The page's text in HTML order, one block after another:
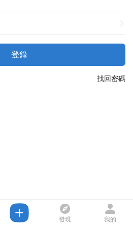
登錄
找回密碼
發現 我的